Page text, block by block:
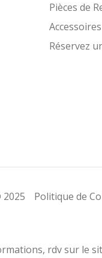
Pièces de
Accessoires
Réservez
Politique de
rdv sur le